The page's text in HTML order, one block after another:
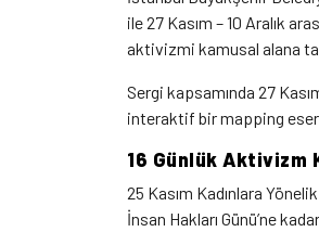
ile 27 Kasım – 10 Aralık
aktivizmi kamusal alana
Sergi kapsamında 27
interaktif bir mapping
16 Günlük Aktivizm
25 Kasım Kadınlara
İnsan Hakları Günü’ne